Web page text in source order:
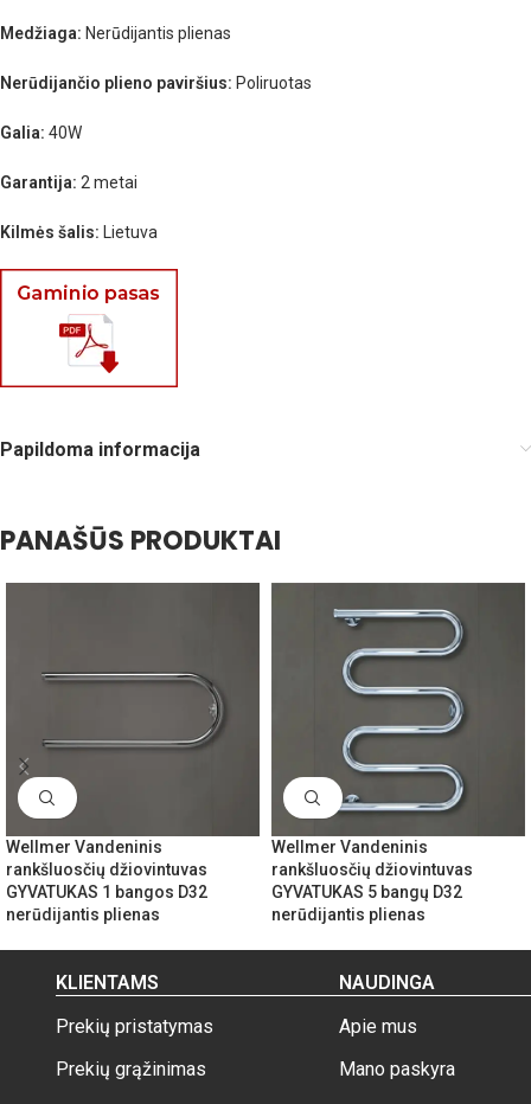
Medžiaga: Nerūdijantis plienas
Nerūdijančio plieno paviršius: Poliruotas
Galia: 40W
Garantija: 2 metai
Kilmės šalis: Lietuva
Papildoma informacija
PANAŠŪS PRODUKTAI
Wellmer Vandeninis
rankšluosčių džiovintuvas
GYVATUKAS 1 bangos D32
nerūdijantis plienas
Wellmer Vandeninis
rankšluosčių džiovintuvas
GYVATUKAS 5 bangų D32
nerūdijantis plienas
KLIENTAMS
Prekių pristatymas
Prekių grąžinimas
NAUDINGA
Apie mus
Mano paskyra